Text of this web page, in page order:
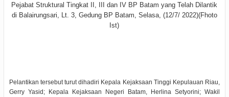
Pejabat Struktural Tingkat II, III dan IV BP Batam yang Telah Dilantik
di Balairungsari, Lt. 3, Gedung BP Batam, Selasa, (12/7/ 2022)(Fhoto
Ist)
Pelantikan tersebut turut dihadiri Kepala Kejaksaan Tinggi Kepulauan Riau,
Gerry Yasid; Kepala Kejaksaan Negeri Batam, Herlina Setyorini; Wakil